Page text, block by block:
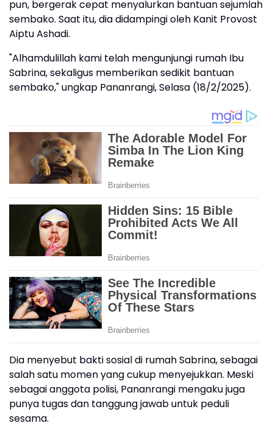
pun, bergerak cepat menyalurkan bantuan sejumlah
sembako. Saat itu, dia didampingi oleh Kanit Provost
Aiptu Ashadi.
"Alhamdulillah kami telah mengunjungi rumah Ibu
Sabrina, sekaligus memberikan sedikit bantuan
sembako," ungkap Pananrangi, Selasa (18/2/2025).
Dia menyebut bakti sosial di rumah Sabrina, sebagai
salah satu momen yang cukup menyejukkan. Meski
sebagai anggota polisi, Pananrangi mengaku juga
punya tugas dan tanggung jawab untuk peduli
sesama.